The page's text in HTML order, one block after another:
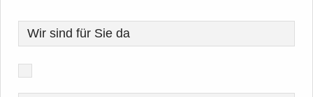
Wir sind für Sie da